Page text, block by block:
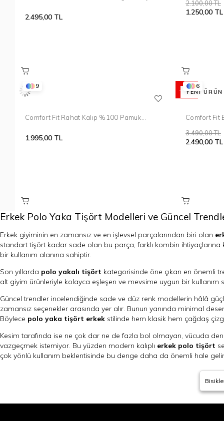
2.495,00 TL
1.250,00 TL
2.100,00 TL
9
Comfort Fit Rahat Kalıp %100 Pamuk
Yaka Tişört TS 931
1.995,00 TL
6
Comfort Fit
2.490,00 TL
3.490,00 TL
%29
YENI ÜRÜN
Erkek Polo Yaka Tişört Modelleri ve Güncel
Erkek giyiminin en zamansız ve en işlevsel parçalarından biri olan
standart tişört kadar sade olan bu parça, farklı kombin
bir kullanım alanına sahiptir.
Son yıllarda polo yakalı tişört kategorisinde öne çıkan en önemli
alt giyim ürünleriyle kolayca eşleşen ve mevsime uygun bir
Güncel trendler incelendiğinde sade ve düz renk modellerin hâlâ
zamansız seçenekler arasında yer alır. Bunun yanında minimal
Böylece polo yaka tişört erkek stilinde hem klasik hem çağdaş
Kesim tarafında ise ne çok dar ne de fazla bol olmayan, vücuda
vazgeçmek istemiyor. Bu yüzden modern kalıplı erkek polo tişört
çok yönlü kullanım beklentisinde bu denge daha da önemli hale
Öte yandan sezon trendleri yalnızca kısa kollu modellerle sınırlı
çeker. Bu ürünler, tişört rahatlığını korurken daha tok ve